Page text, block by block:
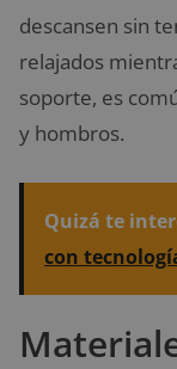
descansen sin
relajados
soporte, es
y hombros.
Quizá te
con